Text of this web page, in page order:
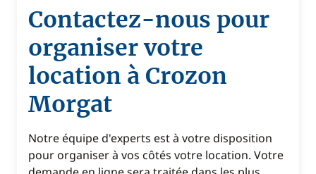
Contactez-nous pour
organiser votre
location à Crozon
Morgat
Notre équipe d'experts est à votre disposition
pour organiser à vos côtés votre location. Votre